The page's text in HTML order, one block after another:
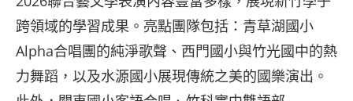
跨領域的學習成果。亮點團隊包括：青草湖國小
Alpha合唱團的純淨歌聲、西門國小與竹光國中的熱
力舞蹈，以及水源國小展現傳統之美的國樂演出。